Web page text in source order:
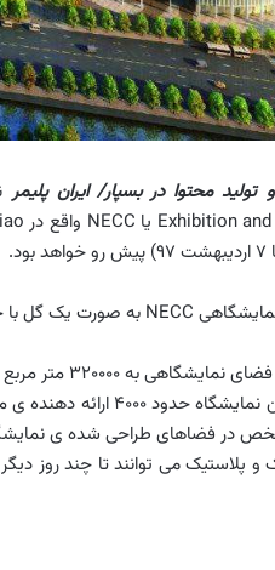
محتوا در بسپار/ ایران پلیمر
Exhibition یا NECC واقع در
NECC به صورت یک گل با
شهر است. این
در فضاهای طراحی شده ی
پلاستیک می توانند تا چند روز